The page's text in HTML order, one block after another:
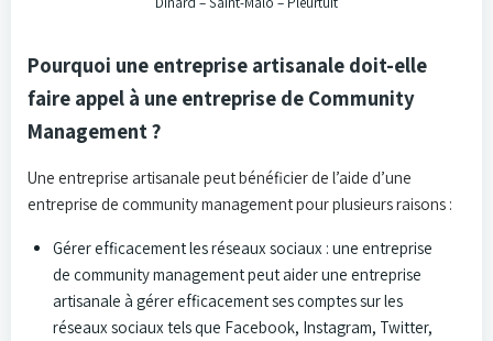
Pourquoi une entreprise artisanale doit-elle
faire appel à une entreprise de Community
Management ?
Une entreprise artisanale peut bénéficier de l’aide d’une
entreprise de community management pour plusieurs raisons :
Gérer efficacement les réseaux sociaux : une entreprise
de community management peut aider une entreprise
artisanale à gérer efficacement ses comptes sur les
réseaux sociaux tels que Facebook, Instagram, Twitter,